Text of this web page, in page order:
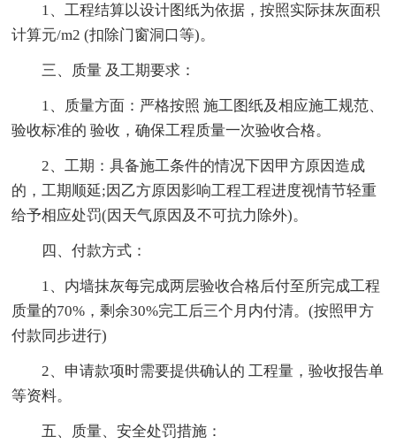
1、工程结算以设计图纸为依据，按照实际抹灰面积
计算元/m2 (扣除门窗洞口等)。
三、质量 及工期要求：
1、质量方面：严格按照 施工图纸及相应施工规范、
验收标准的 验收，确保工程质量一次验收合格。
2、工期：具备施工条件的情况下因甲方原因造成
的，工期顺延;因乙方原因影响工程工程进度视情节轻重
给予相应处罚(因天气原因及不可抗力除外)。
四、付款方式：
1、内墙抹灰每完成两层验收合格后付至所完成工程
质量的70%，剩余30%完工后三个月内付清。(按照甲方
付款同步进行)
2、申请款项时需要提供确认的 工程量，验收报告单
等资料。
五、质量、安全处罚措施：